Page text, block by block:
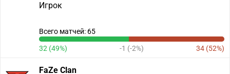
Игрок
Всего матчей: 65
32 (49%) -1 (-2%) 34 (52%)
FaZe Clan